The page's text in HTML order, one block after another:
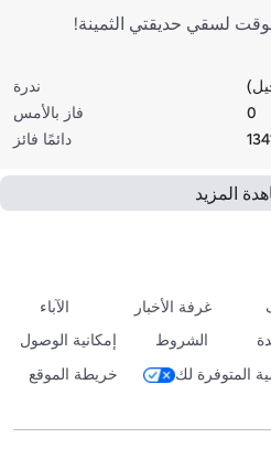
لسقي حديقتي الثمينة!
ندرة
فاز بالأمس
0
دائمًا فائز
المزيد
غرفة الأخبار
الآباء
الشروط
إمكانية الوصول
المتوفرة لك خريطة الموقع